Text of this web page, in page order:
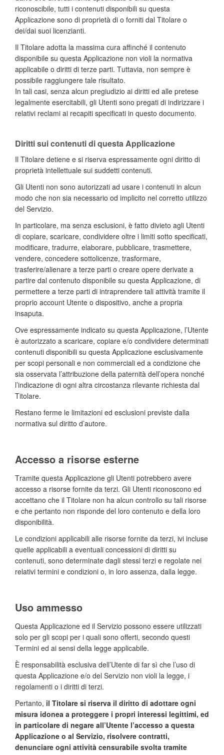
riconoscibile, tutti i contenuti disponibili su questa
Applicazione sono di proprietà di o forniti dal Titolare o
dei/dai suoi licenzianti.
Il Titolare adotta la massima cura affinché il contenuto
disponibile su questa Applicazione non violi la normativa
applicabile o diritti di terze parti. Tuttavia, non sempre è
possibile raggiungere tale risultato.
In tali casi, senza alcun pregiudizio ai diritti ed alle pretese
legalmente esercitabili, gli Utenti sono pregati di indirizzare i
relativi reclami ai recapiti specificati in questo documento.
Diritti sui contenuti di questa Applicazione
Il Titolare detiene e si riserva espressamente ogni diritto di
proprietà intellettuale sui suddetti contenuti.
Gli Utenti non sono autorizzati ad usare i contenuti in alcun
modo che non sia necessario od implicito nel corretto utilizzo
del Servizio.
In particolare, ma senza esclusioni, è fatto divieto agli Utenti
di copiare, scaricare, condividere oltre i limiti sotto specificati,
modificare, tradurre, elaborare, pubblicare, trasmettere,
vendere, concedere sottolicenze, trasformare,
trasferire/alienare a terze parti o creare opere derivate a
partire dal contenuto disponibile su questa Applicazione, di
permettere a terze parti di intraprendere tali attività tramite il
proprio account Utente o dispositivo, anche a propria
insaputa.
Ove espressamente indicato su questa Applicazione, l’Utente
è autorizzato a scaricare, copiare e/o condividere determinati
contenuti disponibili su questa Applicazione esclusivamente
per scopi personali e non commerciali ed a condizione che
sia osservata l’attribuzione della paternità dell’opera nonché
l’indicazione di ogni altra circostanza rilevante richiesta dal
Titolare.
Restano ferme le limitazioni ed esclusioni previste dalla
normativa sul diritto d’autore.
Accesso a risorse esterne
Tramite questa Applicazione gli Utenti potrebbero avere
accesso a risorse fornite da terzi. Gli Utenti riconoscono ed
accettano che il Titolare non ha alcun controllo su tali risorse
e che pertanto non risponde del loro contenuto e della loro
disponibilità.
Le condizioni applicabili alle risorse fornite da terzi, ivi incluse
quelle applicabili a eventuali concessioni di diritti su
contenuti, sono determinate dagli stessi terzi e regolate nei
relativi termini e condizioni o, in loro assenza, dalla legge.
Uso ammesso
Questa Applicazione ed il Servizio possono essere utilizzati
solo per gli scopi per i quali sono offerti, secondo questi
Termini ed ai sensi della legge applicabile.
È responsabilità esclusiva dell’Utente di far sì che l’uso di
questa Applicazione e/o del Servizio non violi la legge, i
regolamenti o i diritti di terzi.
Pertanto, il Titolare si riserva il diritto di adottare ogni
misura idonea a proteggere i propri interessi legittimi, ed
in particolare di negare all’Utente l’accesso a questa
Applicazione o al Servizio, risolvere contratti,
denunciare ogni attività censurabile svolta tramite